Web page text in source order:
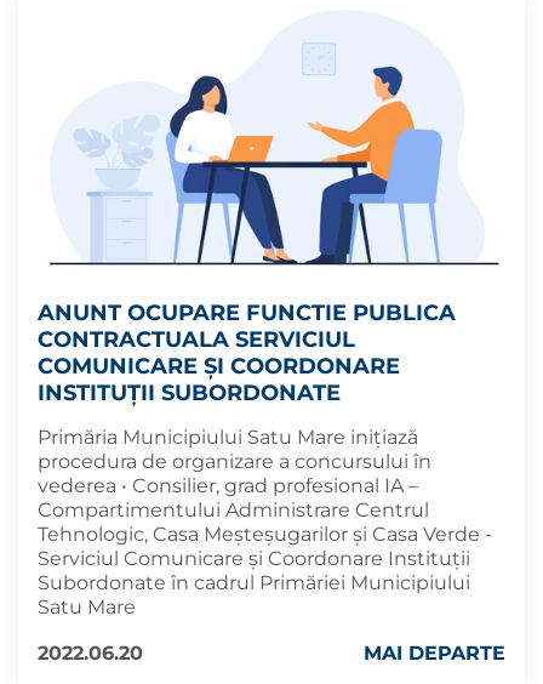
ANUNT OCUPARE FUNCTIE PUBLICA
CONTRACTUALA SERVICIUL
COMUNICARE ȘI COORDONARE
INSTITUȚII SUBORDONATE
Primăria Municipiului Satu Mare inițiază
procedura de organizare a concursului în
vederea • Consilier, grad profesional IA –
Compartimentului Administrare Centrul
Tehnologic, Casa Meșteșugarilor și Casa Verde -
Serviciul Comunicare și Coordonare Instituții
Subordonate în cadrul Primăriei Municipiului
Satu Mare
2022.06.20
MAI DEPARTE